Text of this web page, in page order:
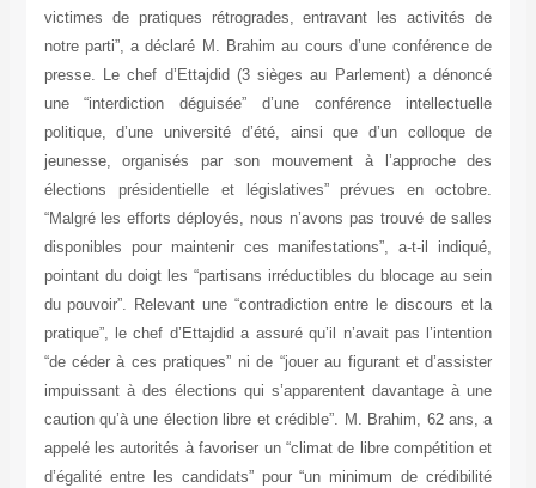
victimes de pratiques rétrogrades, entravant les activités de
notre parti”, a déclaré M. Brahim au cours d’une conférence de
presse. Le chef d’Ettajdid (3 sièges au Parlement) a dénoncé
une “interdiction déguisée” d’une conférence intellectuelle
politique, d’une université d’été, ainsi que d’un colloque de
jeunesse, organisés par son mouvement à l’approche des
élections présidentielle et législatives” prévues en octobre.
“Malgré les efforts déployés, nous n’avons pas trouvé de salles
disponibles pour maintenir ces manifestations”, a-t-il indiqué,
pointant du doigt les “partisans irréductibles du blocage au sein
du pouvoir”. Relevant une “contradiction entre le discours et la
pratique”, le chef d’Ettajdid a assuré qu’il n’avait pas l’intention
“de céder à ces pratiques” ni de “jouer au figurant et d’assister
impuissant à des élections qui s’apparentent davantage à une
caution qu’à une élection libre et crédible”. M. Brahim, 62 ans, a
appelé les autorités à favoriser un “climat de libre compétition et
d’égalité entre les candidats” pour “un minimum de crédibilité